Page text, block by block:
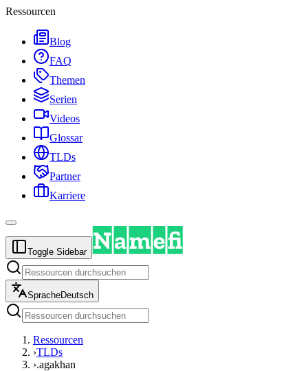
Ressourcen
Blog
FAQ
Themen
Serien
Videos
Glossar
TLDs
Partner
Karriere
Toggle Sidebar
SpracheDeutsch
Ressourcen
›TLDs
›.agakhan